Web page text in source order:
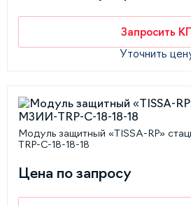
Запросить КП
Уточнить
Модуль защитный «TISSA-RP»
TRP-С-18-18-18
Цена по запросу